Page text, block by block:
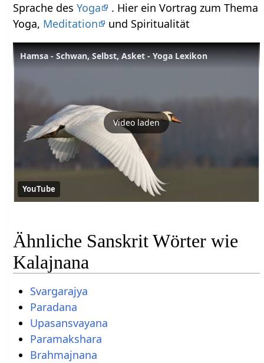
Sprache desYoga
. Hier ein Vortrag zum Thema
Yoga, Meditation und Spiritualität
Hamsa - Schwan, Selbst, Asket - Yoga Lexikon
Video laden
YouTube
Ähnliche Sanskrit Wörter wie
Kalajnana
Svargarajya
Paradana
Upasansvayana
Paramakshara
Brahmajnana